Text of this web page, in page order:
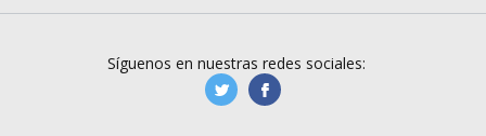
Síguenos en nuestras redes sociales:
manufacturaGE